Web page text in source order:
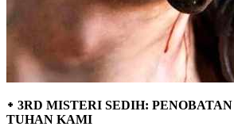
᛭ 3RD MISTERI SEDIH:
TUHAN KAMI